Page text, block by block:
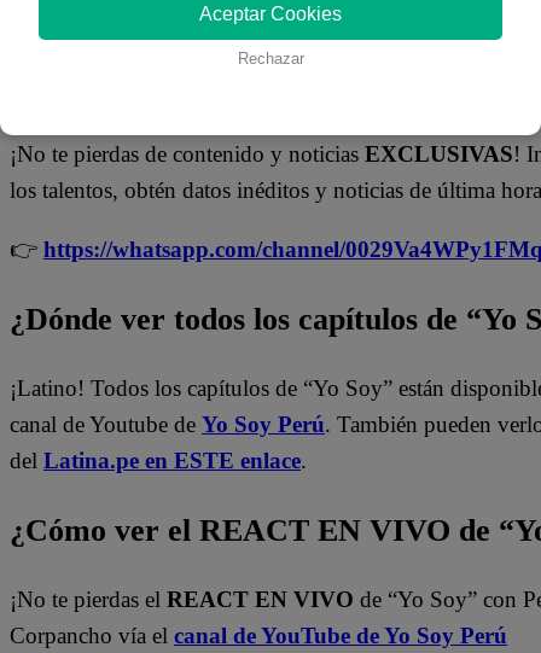
batalla continuará y el ganador se definirá en la próxima
¡No te pierdas de contenido y noticias EXCLUSIVAS!
los talentos, obtén datos inéditos y noticias de última
👉 https://whatsapp.com/channel/
¿Dónde ver todos los capítulos de “Yo
¡Latino! Todos los capítulos de “Yo Soy” están
canal de Youtube de Yo Soy Perú. También pueden
del Latina.pe en ESTE enlace.
¿Cómo ver el REACT EN VIVO de
¡No te pierdas el REACT EN VIVO de “Yo Soy” con
Corpancho vía el canal de YouTube de Yo Soy Perú
Aceptar Cookies
Rechazar